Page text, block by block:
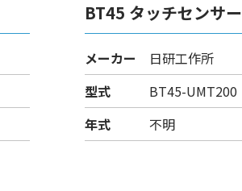
BT45 タッチセンサー
メーカー
日研工作所
型式
BT45-UMT200
年式
不明